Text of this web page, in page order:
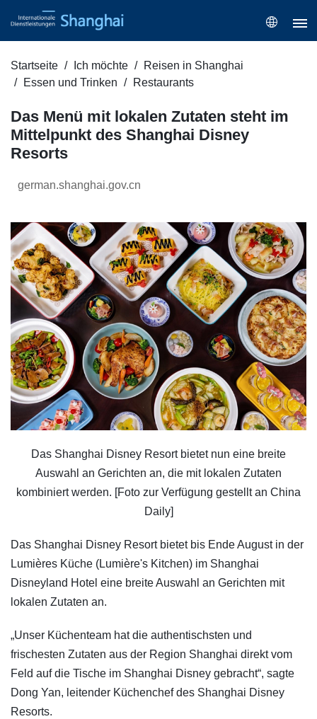
Startseite Ich möchte
Reisen in Shanghai
Essen und Trinken
Restaurants
Das Menü mit lokalen Zutaten steht im
Mittelpunkt des Shanghai Disney
Resorts
german.shanghai.gov.cn
Das Shanghai Disney Resort bietet nun eine breite
Auswahl an Gerichten an, die mit lokalen Zutaten
kombiniert werden. [Foto zur Verfügung gestellt an China
Daily]
Das Shanghai Disney Resort bietet bis Ende August in der
Lumières Küche (Lumière's Kitchen) im Shanghai
Disneyland Hotel eine breite Auswahl an Gerichten mit
lokalen Zutaten an.
„Unser Küchenteam hat die authentischsten und
frischesten Zutaten aus der Region Shanghai direkt vom
Feld auf die Tische im Shanghai Disney gebracht“, sagte
Dong Yan, leitender Küchenchef des Shanghai Disney
Resorts.